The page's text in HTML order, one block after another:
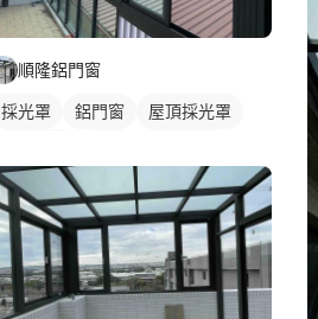
順隆鋁門窗
採光罩 鋁門窗
屋頂採光罩